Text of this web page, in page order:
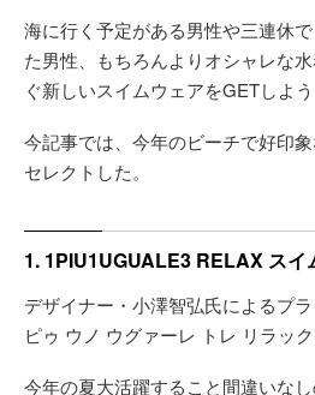
海に行く予定がある男性や三連休
た男性、もちろんよりオシャレな
ぐ新しいスイムウェアをGETしよう
今記事では、今年のビーチで好印
セレクトした。
1. 1PIU1UGUALE3 RELAX スイ
デザイナー・小澤智弘氏によるプ
ピゥ ウノ ウグァーレ トレ リラッ
今年の夏大活躍すること間違いな